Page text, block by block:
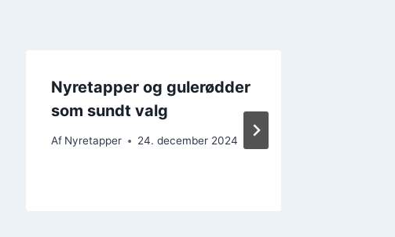
Nyretapper og gulerødder
som sundt valg
Af Nyretapper 24. december 2024